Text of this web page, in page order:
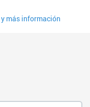
más información